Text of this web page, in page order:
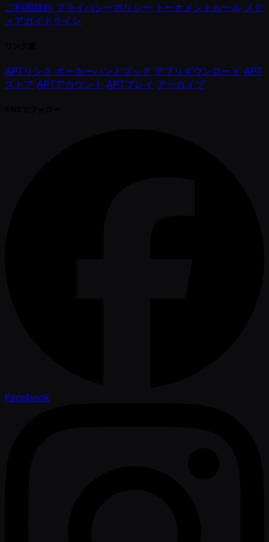
ご利用規約 プライバシーポリシー トーナメントルール メデ
ィアガイドライン
APTリンク ポーカーハンドブック アプリダウンロード APT
ストア APTアカウント APTプレイ アーカイブ
Facebook